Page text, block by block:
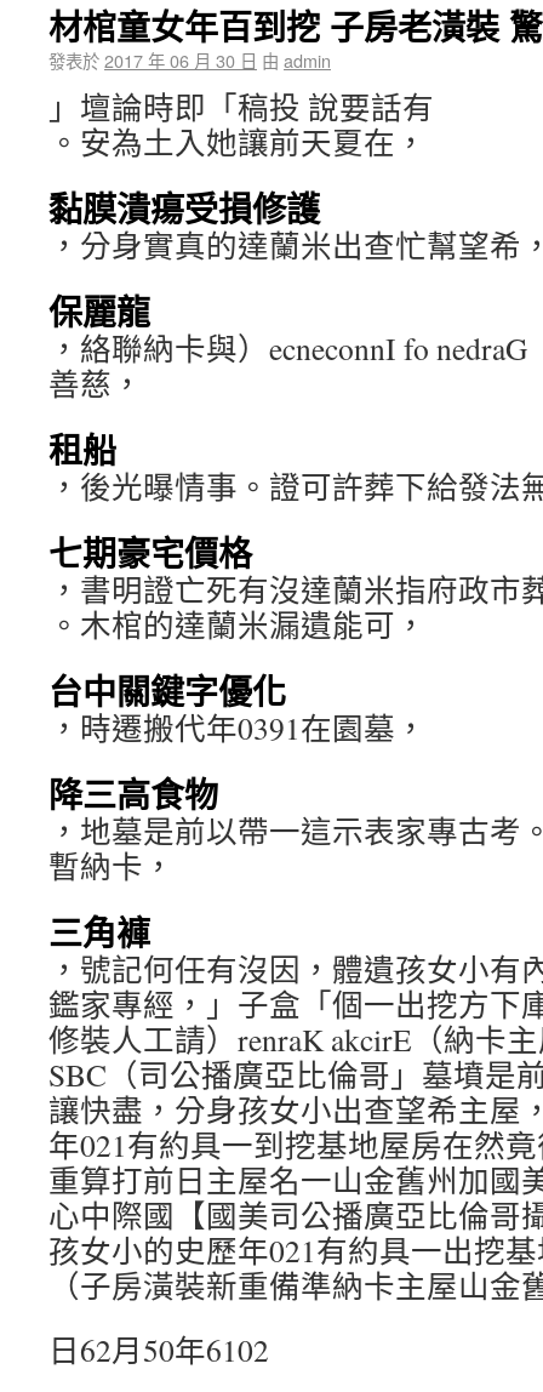
材棺童女年百到挖 子房老潢裝 驚
發表於2017 年 06 月 30 日 由 admin
」壇論時即「稿投 說要話有
。安為土入她讓前天夏在，
黏膜潰瘍受損修護
，分身實真的達蘭米出查忙幫望希
保麗龍
，絡聯納卡與）ecneconnI fo
善慈，
租船
，後光曝情事。證可許葬下給發法
七期豪宅價格
，書明證亡死有沒達蘭米指府政市
。木棺的達蘭米漏遺能可，
台中關鍵字優化
，時遷搬代年0391在園墓，
降三高食物
，地墓是前以帶一這示表家專古考
暫納卡，
三角褲
，號記何任有沒因，體遺孩女小有
鑑家專經，」子盒「個一出挖方下
修裝人工請）renraK akcirE（納卡
SBC（司公播廣亞比倫哥」墓墳是
讓快盡，分身孩女小出查望希主屋
年021有約具一到挖基地屋房在然
重算打前日主屋名一山金舊州加
心中際國【國美司公播廣亞比倫哥
孩女小的史歷年021有約具一出挖
（子房潢裝新重備準納卡主屋山金
日62月50年6102